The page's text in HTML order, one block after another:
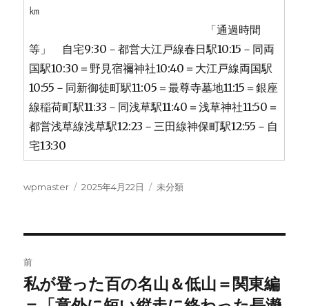
㎞
「通過時間
等」 自宅9:30－都営大江戸線春日駅10:15－同両
国駅10:30＝野見宿禰神社10:40＝大江戸線両国駅
10:55－同新御徒町駅11:05＝最尊寺墓地11:15＝銀座
線稲荷町駅11:33－同浅草駅11:40＝浅草神社11:50＝
都営浅草線浅草駅12:23－三田線神保町駅12:55－自
宅13:30
投
wpmaster
投
2025年4月22日
カ
未分類
稿
前
前
の
私が登った百の名山＆低山＝関東編